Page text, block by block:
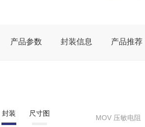
产品参数 封装信息 产品推荐
封装 尺寸图
MOV 压敏电阻